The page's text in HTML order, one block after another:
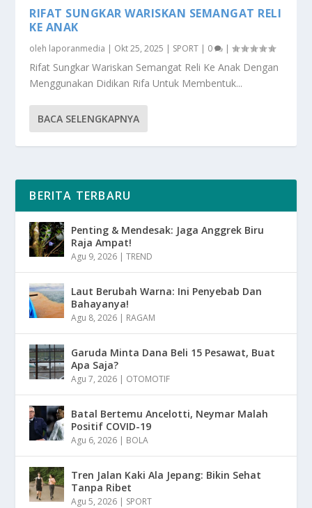
RIFAT SUNGKAR WARISKAN SEMANGAT RELI
KE ANAK
oleh laporanmedia | Okt 25, 2025 | SPORT | 0 |
Rifat Sungkar Wariskan Semangat Reli Ke Anak Dengan
Menggunakan Didikan Rifa Untuk Membentuk...
BACA SELENGKAPNYA
BERITA TERBARU
Penting & Mendesak: Jaga Anggrek Biru
Raja Ampat!
Agu 9, 2026 |TREND
Laut Berubah Warna: Ini Penyebab Dan
Bahayanya!
Agu 8, 2026 | RAGAM
Garuda Minta Dana Beli 15 Pesawat, Buat
Apa Saja?
Agu 7, 2026 | OTOMOTIF
Batal Bertemu Ancelotti, Neymar Malah
Positif COVID-19
Agu 6, 2026 | BOLA
Tren Jalan Kaki Ala Jepang: Bikin Sehat
Tanpa Ribet
Agu 5, 2026 | SPORT